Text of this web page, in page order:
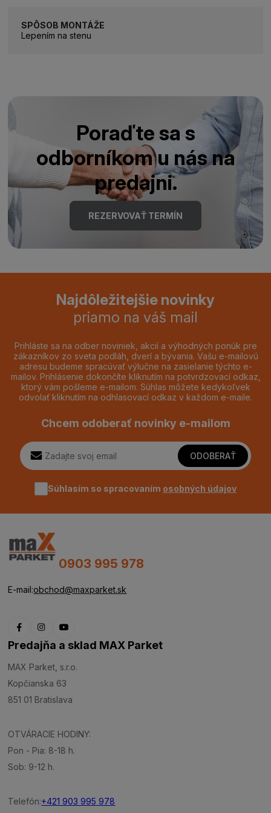
SPÔSOB MONTÁŽE
Lepením na stenu
Poraďte sa s
odborníkom u nás na
predajni.
REZERVOVAŤ TERMÍN
Najdôležitejšie novinky
priamo na váš mail
Prihláste sa na odber noviniek, akcií a výhodných ponúk pre
zákazníkov zo sveta podláh, dverí a bývania. Vašu e-mailovú
adresu budeme spracúvať výlučne na zasielanie týchto e-
mailov. Prihlásenie dokončíte kliknutím na potvrdzovací odkaz,
ktorý vám pošleme e-mailom. Súhlas môžete kedykoľvek
odvolať kliknutím na odhlasovací odkaz v každom e-maile.
Chcem odoberať novinky e-mailom
ODOBERAŤ
Súhlasím so spracovaním osobných údajov
0903 995 978
E-mail:obchod@maxparket.sk
Predajňa a sklad MAX Parket
MAX Parket, s.r.o.
Kopčianska 63
851 01 Bratislava
OTVÁRACIE HODINY:
Pon - Pia: 8-18 h.
Sob: 9-12 h.
Telefón:+421 903 995 978